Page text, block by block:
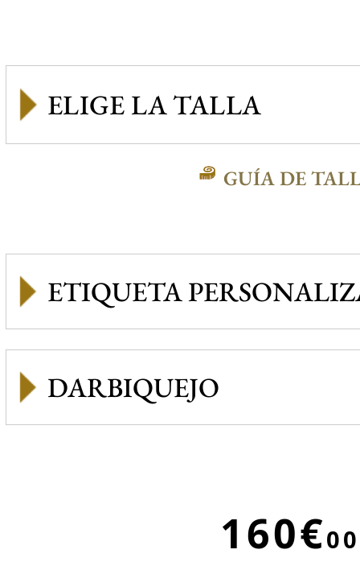
GUÍA DE
ETIQUETA
DARBIQUEJO
160€00